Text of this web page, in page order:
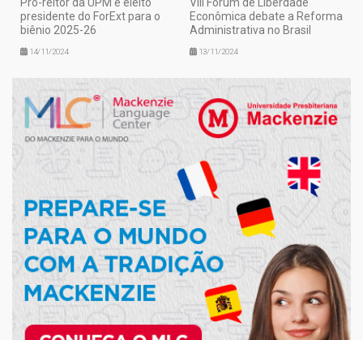
presidente do ForExt para o
biênio 2025-26
14/11/2024
Econômica debate a Reforma
Administrativa no Brasil
13/11/2024